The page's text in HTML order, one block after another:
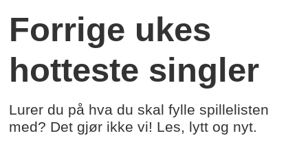
Forrige ukes
hotteste singler
Lurer du på hva du skal fylle spillelisten
med? Det gjør ikke vi! Les, lytt og nyt.